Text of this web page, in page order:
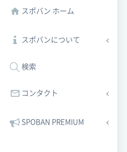
スポバン ホーム
スポバンについて
検索
コンタクト
SPOBAN PREMIUM